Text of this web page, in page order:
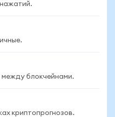
между блокчейнами.
криптопрогнозов.